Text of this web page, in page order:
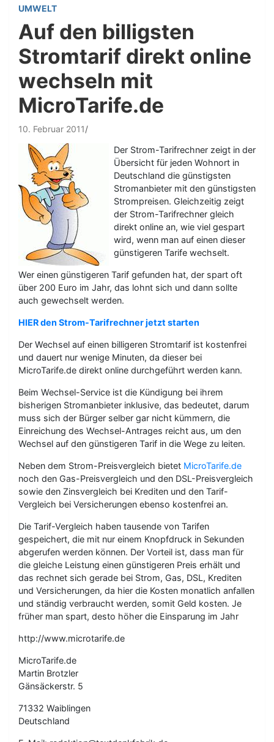
UMWELT
Auf den billigsten
Stromtarif direkt online
wechseln mit
MicroTarife.de
10. Februar 2011
Der Strom-Tarifrechner zeigt in der
Übersicht für jeden Wohnort in
Deutschland die günstigsten
Stromanbieter mit den günstigsten
Strompreisen. Gleichzeitig zeigt
der Strom-Tarifrechner gleich
direkt online an, wie viel gespart
wird, wenn man auf einen dieser
günstigeren Tarife wechselt.
Wer einen günstigeren Tarif gefunden hat, der spart oft
über 200 Euro im Jahr, das lohnt sich und dann sollte
auch gewechselt werden.
HIER den Strom-Tarifrechner jetzt starten
Der Wechsel auf einen billigeren Stromtarif ist kostenfrei
und dauert nur wenige Minuten, da dieser bei
MicroTarife.de direkt online durchgeführt werden kann.
Beim Wechsel-Service ist die Kündigung bei ihrem
bisherigen Stromanbieter inklusive, das bedeutet, darum
muss sich der Bürger selber gar nicht kümmern, die
Einreichung des Wechsel-Antrages reicht aus, um den
Wechsel auf den günstigeren Tarif in die Wege zu leiten.
Neben dem Strom-Preisvergleich bietet MicroTarife.de
noch den Gas-Preisvergleich und den DSL-Preisvergleich
sowie den Zinsvergleich bei Krediten und den Tarif-
Vergleich bei Versicherungen ebenso kostenfrei an.
Die Tarif-Vergleich haben tausende von Tarifen
gespeichert, die mit nur einem Knopfdruck in Sekunden
abgerufen werden können. Der Vorteil ist, dass man für
die gleiche Leistung einen günstigeren Preis erhält und
das rechnet sich gerade bei Strom, Gas, DSL, Krediten
und Versicherungen, da hier die Kosten monatlich anfallen
und ständig verbraucht werden, somit Geld kosten. Je
früher man spart, desto höher die Einsparung im Jahr
http://www.microtarife.de
MicroTarife.de
Martin Brotzler
Gänsäckerstr. 5
71332 Waiblingen
Deutschland